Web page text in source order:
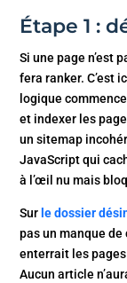
Étape 1 :
Si une page n’est
fera ranker. C’est
logique
et indexer les
un sitemap
JavaScript qui
à l’œil nu mais
Sur le dossier
pas un manque
enterrait les
Aucun article